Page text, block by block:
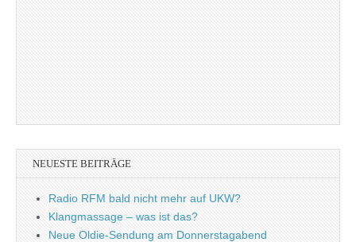
NEUESTE BEITRÄGE
Radio RFM bald nicht mehr auf UKW?
Klangmassage – was ist das?
Neue Oldie-Sendung am Donnerstagabend